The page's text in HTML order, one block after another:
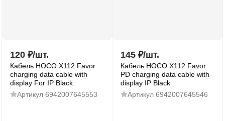
120 ₽/шт.
Кабель HOCO X112 Favor
charging data cable with
display For IP Black
Артикул 6942007645553
145 ₽/шт.
Кабель HOCO X112 Favor
PD charging data cable with
display IP Black
Артикул 6942007645546